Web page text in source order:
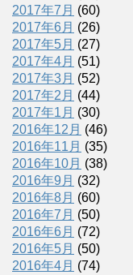
2017年7月 (60)
2017年6月 (26)
2017年5月 (27)
2017年4月 (51)
2017年3月 (52)
2017年2月 (44)
2017年1月 (30)
2016年12月 (46)
2016年11月 (35)
2016年10月 (38)
2016年9月 (32)
2016年8月 (60)
2016年7月 (50)
2016年6月 (72)
2016年5月 (50)
2016年4月 (74)